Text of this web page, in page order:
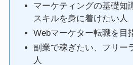
マーケティングの基礎知
スキルを身に着けたい人
Webマーケター転職を目
副業で稼ぎたい、フリー
人